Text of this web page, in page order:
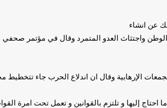
عن انشاء
الوطن واجتثاث العدو المتمرد وقال في مؤتمر صحفي
الإرهابية وقال ان اندلاع الحرب جاء
احتاج إليها و تلتزم بالقوانين و تعمل تحت امرة